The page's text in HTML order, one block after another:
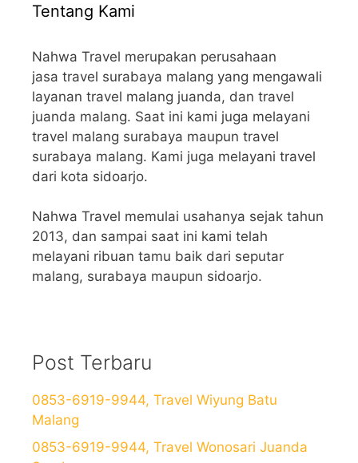
Tentang Kami
Nahwa Travel merupakan perusahaan
jasa travel surabaya malang yang mengawali
layanan travel malang juanda, dan travel
juanda malang. Saat ini kami juga melayani
travel malang surabaya maupun travel
surabaya malang. Kami juga melayani travel
dari kota sidoarjo.
Nahwa Travel memulai usahanya sejak tahun
2013, dan sampai saat ini kami telah
melayani ribuan tamu baik dari seputar
malang, surabaya maupun sidoarjo.
Post Terbaru
0853-6919-9944, Travel Wiyung Batu
Malang
0853-6919-9944, Travel Wonosari Juanda